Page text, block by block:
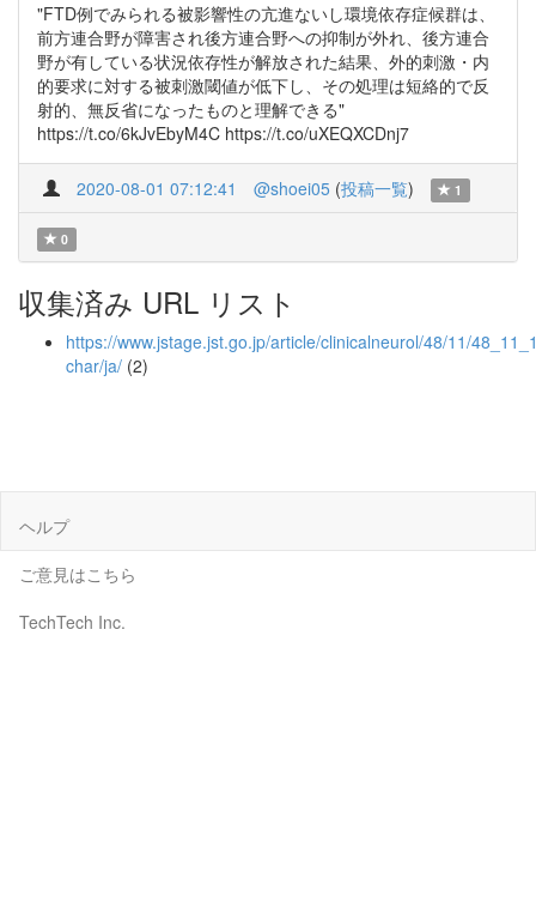
"FTD例でみられる被影響性の亢進ないし環境依存症候群は、
前方連合野が障害され後方連合野への抑制が外れ、後方連合
野が有している状況依存性が解放された結果、外的刺激・内
的要求に対する被刺激閾値が低下し、その処理は短絡的で反
射的、無反省になったものと理解できる"
https://t.co/6kJvEbyM4C https://t.co/uXEQXCDnj7
2020-08-01 07:12:41 @shoei05 (投稿一覧) 1
0
収集済み URL リスト
https://www.jstage.jst.go.jp/article/clinicalneurol/48/11/
char/ja/ (2)
ヘルプ
ご意見はこちら
TechTech Inc.